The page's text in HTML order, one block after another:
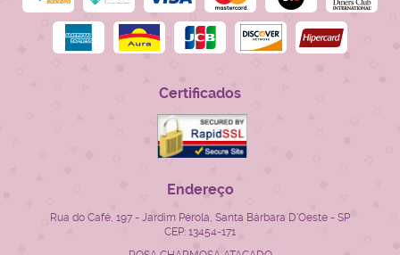
Certificados
Endereço
Rua do Café, 197 - Jardim Pérola, Santa Bárbara D'Oeste - SP
CEP: 13454-171